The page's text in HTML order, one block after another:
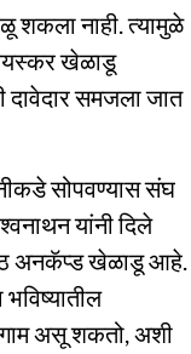
शकला नाही. त्यामुळे
वयस्कर खेळाडू
दावेदार समजला जात
सोपवण्यास संघ
यांनी दिले
अनकॅप्ड खेळाडू आहे.
असू शकतो, अशी